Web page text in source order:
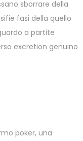
sborrare della
fasi della quello
a partite
excretion genuino
poker, una